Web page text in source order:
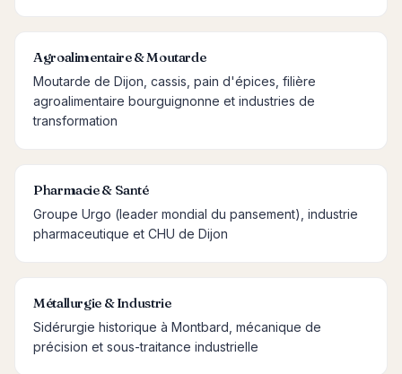
Agroalimentaire & Moutarde
Moutarde de Dijon, cassis, pain d'épices, filière
agroalimentaire bourguignonne et industries de
transformation
Pharmacie & Santé
Groupe Urgo (leader mondial du pansement), industrie
pharmaceutique et CHU de Dijon
Métallurgie & Industrie
Sidérurgie historique à Montbard, mécanique de
précision et sous-traitance industrielle